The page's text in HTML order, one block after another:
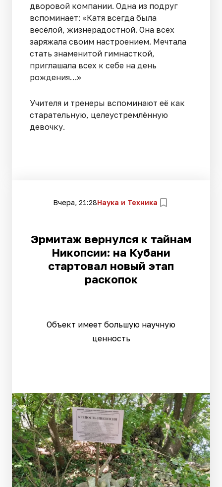
дворовой компании. Одна из подруг
вспоминает: «Катя всегда была
весёлой, жизнерадостной. Она всех
заряжала своим настроением. Мечтала
стать знаменитой гимнасткой,
приглашала всех к себе на день
рождения…»
Учителя и тренеры вспоминают её как
старательную, целеустремлённую
девочку.
Вчера, 21:28Наука и Техника
Эрмитаж вернулся к тайнам
Никопсии: на Кубани
стартовал новый этап
раскопок
Объект имеет большую научную
ценность